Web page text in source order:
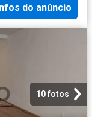
do anúncio
10 fotos